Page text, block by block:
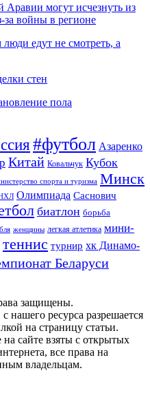
Аравии могут исчезнуть из
войны в регионе
едут не смотреть, а
стен
пола
#футбол Азаренко
Китай Ковальчук Кубок
спорта и туризма Минск
Олимпиада Саснович
биатлон борьба
женщины легкая атлетика мини-
теннис турнир хк Динамо-
Беларуси
защищены.
нашего ресурса разрешается
на страницу статьи.
сайте взяты с открытых
все права на
владельцам.